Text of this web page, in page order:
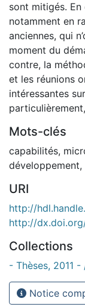
sont mitigés.
notamment en
anciennes, qui
moment du
contre, la
et les réunions
intéressantes
Mots-clés
capabilités,
développement,
URI
http://
http://
Collections
- Thèses, 2011
Notice